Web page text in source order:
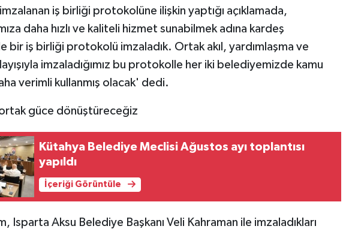
iş birliği protokolüne ilişkin yaptığı açıklamada,
daha hızlı ve kaliteli hizmet sunabilmek adına kardeş
bir iş birliği protokolü imzaladık. Ortak akıl, yardımlaşma ve
imzaladığımız bu protokolle her iki belediyemizde kamu
verimli kullanmış olacak' dedi.
ortak güce dönüştüreceğiz
Kütahya Belediye Meclisi Ağustos ayı toplantısı
yapıldı
İçeriği Görüntüle
Isparta Aksu Belediye Başkanı Veli Kahraman ile imzaladıkları